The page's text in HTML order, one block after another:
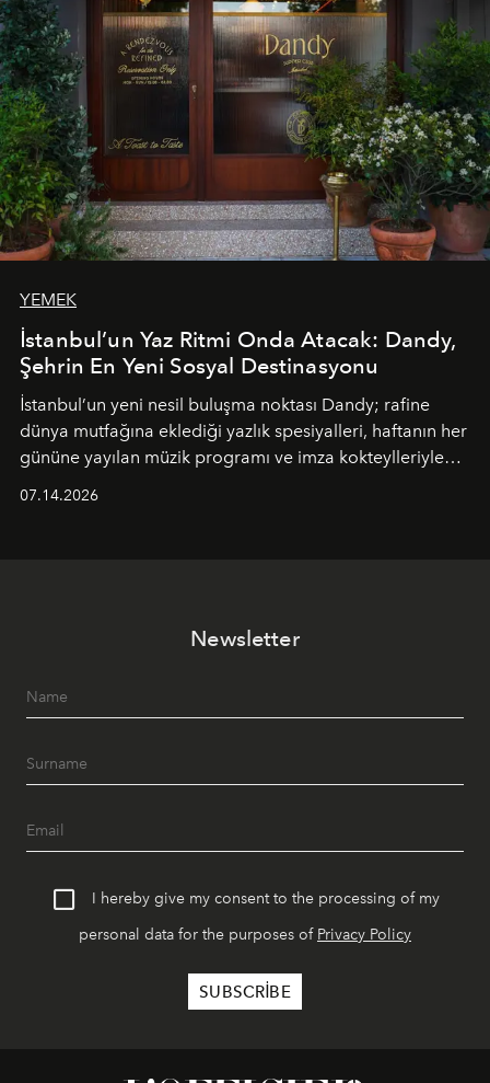
geceye taşıyarak her hafta farklı bir deneyim sunuyor.
YEMEK
İstanbul’un Yaz Ritmi Onda Atacak: Dandy,
Şehrin En Yeni Sosyal Destinasyonu
İstanbul’un yeni nesil buluşma noktası Dandy; rafine
dünya mutfağına eklediği yazlık spesiyalleri, haftanın her
gününe yayılan müzik programı ve imza kokteylleriyle
07.14.2026
Newsletter
I hereby give my consent to the processing of my
personal data for the purposes of Privacy Policy